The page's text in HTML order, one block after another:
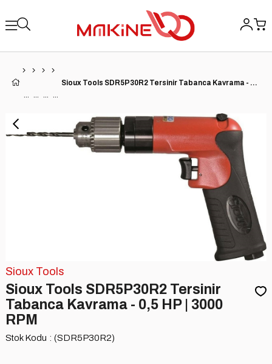
Sioux Tools SDR5P30R2 Tersinir Tabanca Kavrama - 0,5 HP | 3000 RPM
Sioux Tools
Sioux Tools SDR5P30R2 Tersinir
Tabanca Kavrama - 0,5 HP | 3000
RPM
Stok Kodu (SDR5P30R2)